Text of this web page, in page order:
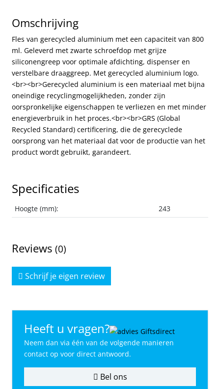
Omschrijving
Fles van gerecycled aluminium met een capaciteit van 800
ml. Geleverd met zwarte schroefdop met grijze
siliconengreep voor optimale afdichting, dispenser en
verstelbare draaggreep. Met gerecycled aluminium logo.
<br><br>Gerecycled aluminium is een materiaal met bijna
oneindige recyclingmogelijkheden, zonder zijn
oorspronkelijke eigenschappen te verliezen en met minder
energieverbruik in het proces.<br><br>GRS (Global
Recycled Standard) certificering, die de gerecyclede
oorsprong van het materiaal dat voor de productie van het
product wordt gebruikt, garandeert.
Specificaties
Hoogte (mm): 243
Reviews (0)
Schrijf je eigen review
Heeft u vragen?
Neem dan via één van de volgende manieren
contact op voor direct antwoord.
Bel ons